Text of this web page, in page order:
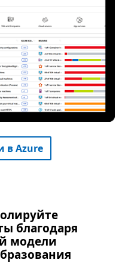
в Azure
благодаря
модели